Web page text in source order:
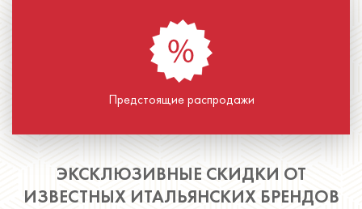
Предстоящие распродажи
ЭКСКЛЮЗИВНЫЕ СКИДКИ ОТ
ИЗВЕСТНЫХ ИТАЛЬЯНСКИХ БРЕНДОВ